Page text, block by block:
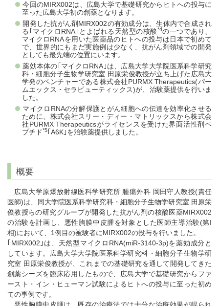
今回のMIRX002は、広島大学で基礎研究からヒトへの投与に
至った広島大学初の創薬となります。
開発した抗がん剤MIRX002の有効成分は、生体内で合成され
る｢マイクロRNA｣とよばれる天然型の核酸*4の一つであり、
マイクロRNAを用いた医薬品のヒトへの投与は日本で初めて
で、世界的にもまだ実施例は少なく、抗がん剤領域での開発
としても最先端の位置にいます。
薬効本体の｢マイクロRNA｣は、広島大学大学院医系科学研究
科・細胞分子生物学研究室 田原栄俊教授が立ち上げた広島大
学発のベンチャーである株式会社PURMX Therapeutics(パー
ムエックス・セラピューティックス)が、治験薬提供を行いま
した。
マイクロRNAの分解保護とがん細胞への伝達を効率化させる
ために、株式会社スリー・ディー・マトリックスから株式会
社PURMX Therapeuticsがライセンスを受けた界面活性剤ペ
プチド*5 ｢A6K｣を治験薬提供しました。
概要
広島大学原爆放射線医科学研究所 腫瘍外科 岡田守人教授(責任
医師)は、同大学院医系科学研究科・細胞分子生物学研究室 田原栄
俊教授らの研究グループが開発した抗がん剤の核酸医薬MIRX002
の治験を計画し、悪性胸膜中皮腫を対象とした医師主導治験(第I
相)において、1例目の被験者にMIRX002の投与を行いました。
｢MIRX002｣は、天然型マイクロRNA(miR-3140-3p)を薬効成分と
しています。広島大学大学院医系科学研究科・細胞分子生物学研
究室 田原栄俊教授が、これまでの基礎研究を通して開発してきた
創薬シーズを臨床応用したもので、広島大学で基礎研究からファ
ースト・イン・ヒューマン試験によるヒトへの投与に至った初め
ての事例です。